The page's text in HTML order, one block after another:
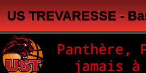
US TREVARESSE -